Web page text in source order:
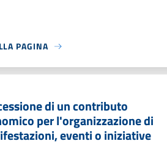
PAGINA
di un contributo
per l'organizzazione di
eventi o iniziative